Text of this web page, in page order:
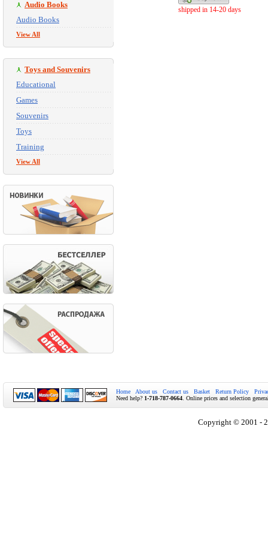
Audio Books
Audio Books
View All
Toys and Souvenirs
Educational
Games
Souvenirs
Toys
Training
View All
shipped in 14-20 days
Home About us Contact us Basket Return Policy
Need help? 1-718-787-0664 . Online prices and selection
Copyright © 2001 -